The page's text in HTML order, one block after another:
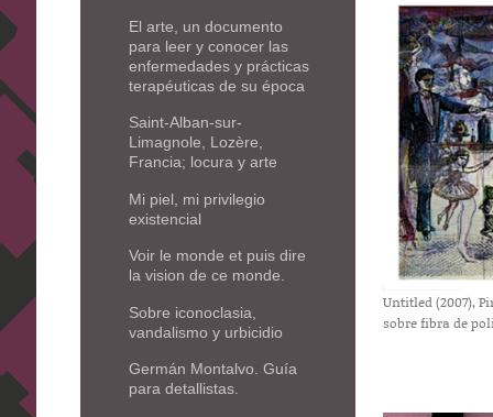
Untitled (2007),
sobre fibra de
El arte, un documento
para leer y conocer las
enfermedades y prácticas
terapéuticas de su época
Saint-Alban-sur-
Limagnole, Lozère,
Francia; locura y arte
Mi piel, mi privilegio
existencial
Voir le monde et puis dire
la vision de ce monde.
Sobre iconoclasia,
vandalismo y urbicidio
Germán Montalvo. Guía
para detallistas.